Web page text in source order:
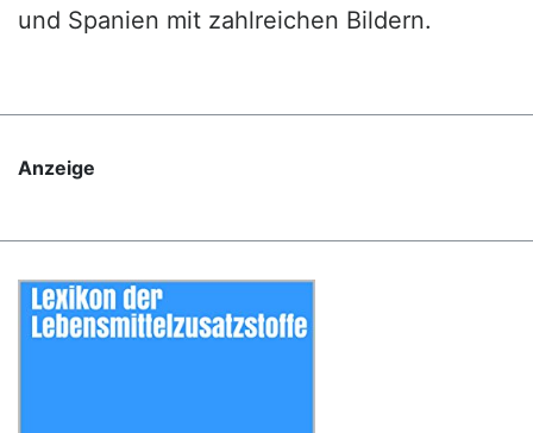
und Spanien mit zahlreichen Bildern.
Anzeige